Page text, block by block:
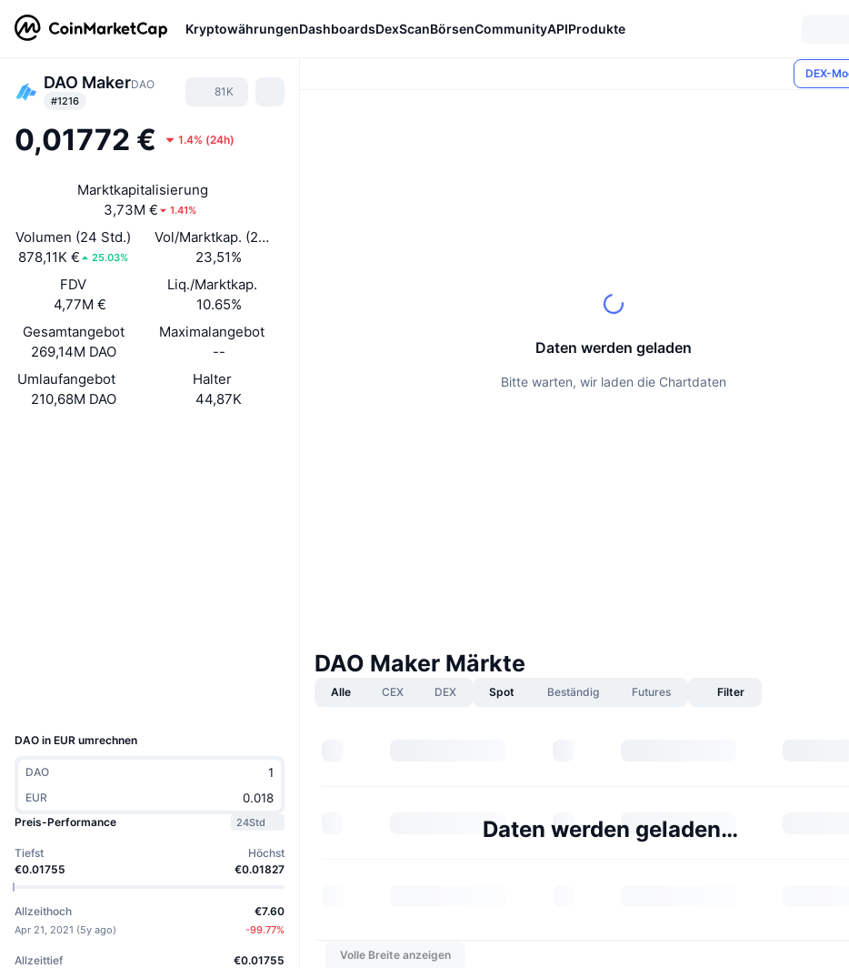
KryptowährungenDashboardsDexScanBörsenCommunityAPIProdukte
DAO MakerDAO
#1216
81K
0,01772 € 1.4% (24h)
Marktkapitalisierung
3,73M €
1.41%
Volumen (24 Std.)
878,11K €
25.03%
Vol/Marktkap. (24 h)
23,51%
FDV
4,77M €
Liq./Marktkap.
10.65%
Gesamtangebot
269,14M DAO
Maximalangebot
--
Umlaufangebot
210,68M DAO
Halter
44,87K
DAO in EUR umrechnen
DAO
EUR
Preis-Performance
24Std
Tiefst
€0.01755
Höchst
€0.01827
Allzeithoch
Apr 21, 2021 (5y ago)
€7.60
-99.77%
Allzeittief €0.01755
DEX-
Daten werden geladen
Bitte warten, wir laden die Chartdaten
DAO Maker Märkte
Alle CEX DEX Spot Beständig Futures Filter
Daten werden geladen…
Volle Breite anzeigen